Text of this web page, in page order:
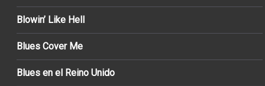
Blowin’ Like Hell
Blues Cover Me
Blues en el Reino Unido